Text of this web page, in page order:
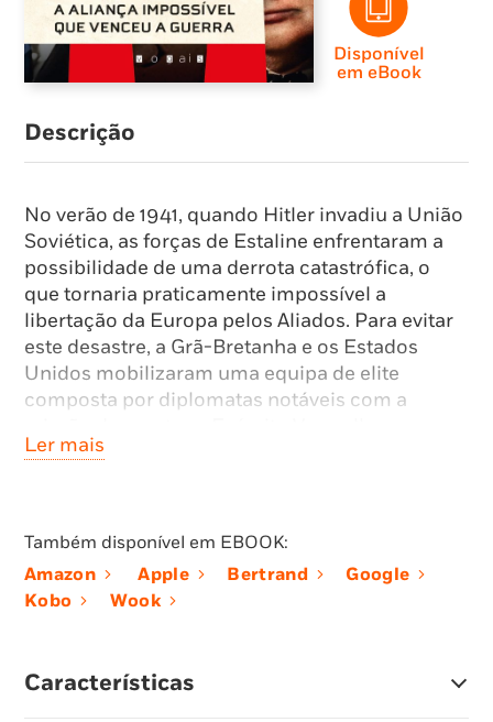
Disponível
em eBook
Descrição
No verão de 1941, quando Hitler invadiu a União
Soviética, as forças de Estaline enfrentaram a
possibilidade de uma derrota catastrófica, o
que tornaria praticamente impossível a
libertação da Europa pelos Aliados. Para evitar
este desastre, a Grã-Bretanha e os Estados
Unidos mobilizaram uma equipa de elite
composta por diplomatas notáveis com a
guerra.
homem mais rico da América, e a sua brilhante
filha Kathy. Churchill enviou o imprudente, mas
criativo bon vivant Archie Clark Kerr – e,
Juntos, este grupo improvável lutou contra o
Ler mais
Também disponível em EBOOK:
Amazon
Apple Bertrand
Google
Kobo
Wook
Características